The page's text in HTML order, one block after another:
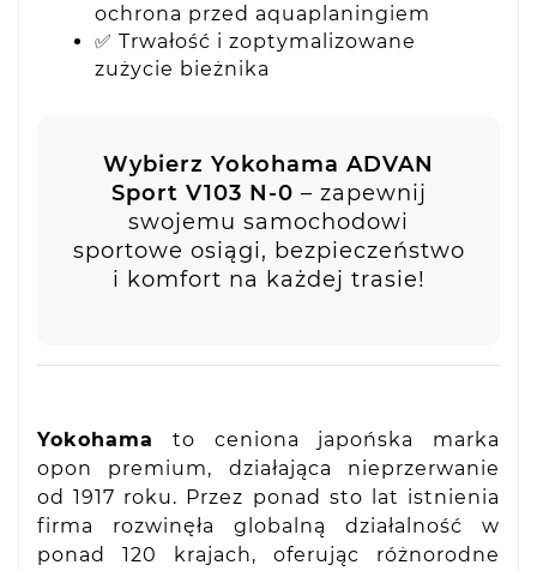
ochrona przed aquaplaningiem
✅ Trwałość i zoptymalizowane
zużycie bieżnika
Wybierz Yokohama ADVAN
Sport V103 N-0 – zapewnij
swojemu samochodowi
sportowe osiągi, bezpieczeństwo
i komfort na każdej trasie!
Yokohama
to ceniona japońska marka
opon premium, działająca nieprzerwanie
od 1917 roku. Przez ponad sto lat istnienia
firma rozwinęła globalną działalność w
ponad 120 krajach, oferując różnorodne